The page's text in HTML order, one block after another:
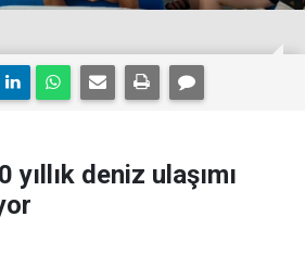
yıllık deniz ulaşımı